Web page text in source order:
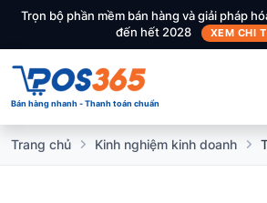
Trọn bộ phần mềm bán hàng và giải pháp
đến hết 2028
XEM CHI
Bán hàng nhanh - Thanh toán chuẩn
Trang chủ Kinh nghiệm kinh doanh